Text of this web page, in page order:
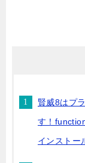
賢威8はプ
す！
インストー